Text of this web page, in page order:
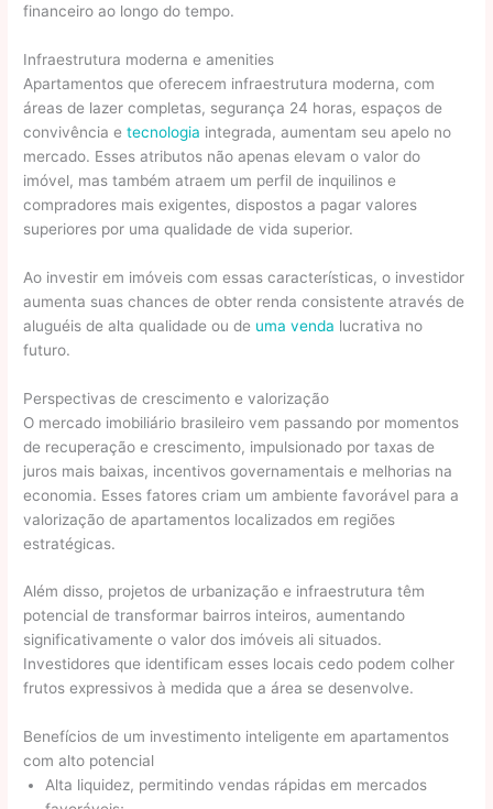
financeiro ao longo do tempo.
Infraestrutura moderna e amenities
Apartamentos que oferecem infraestrutura moderna, com
áreas de lazer completas, segurança 24 horas, espaços de
convivência etecnologia integrada, aumentam seu apelo no
mercado. Esses atributos não apenas elevam o valor do
imóvel, mas também atraem um perfil de inquilinos e
compradores mais exigentes, dispostos a pagar valores
superiores por uma qualidade de vida superior.
Ao investir em imóveis com essas características, o investidor
aumenta suas chances de obter renda consistente através de
aluguéis de alta qualidade ou de uma venda lucrativa no
futuro.
Perspectivas de crescimento e valorização
O mercado imobiliário brasileiro vem passando por momentos
de recuperação e crescimento, impulsionado por taxas de
juros mais baixas, incentivos governamentais e melhorias na
economia. Esses fatores criam um ambiente favorável para a
valorização de apartamentos localizados em regiões
estratégicas.
Além disso, projetos de urbanização e infraestrutura têm
potencial de transformar bairros inteiros, aumentando
significativamente o valor dos imóveis ali situados.
Investidores que identificam esses locais cedo podem colher
frutos expressivos à medida que a área se desenvolve.
Benefícios de um investimento inteligente em apartamentos
com alto potencial
Alta liquidez, permitindo vendas rápidas em mercados